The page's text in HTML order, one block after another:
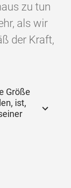
zu tun
als wir
der Kraft,
Größe
ist,